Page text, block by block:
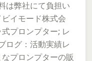
は弊社にて負担い
イモード株式会
プロンプター; レ
ログ：活動実績レ
プロンプターの販